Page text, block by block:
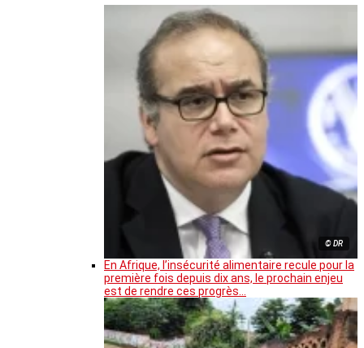
© DR
En Afrique, l’insécurité alimentaire recule pour la
première fois depuis dix ans, le prochain enjeu
est de rendre ces progrès…